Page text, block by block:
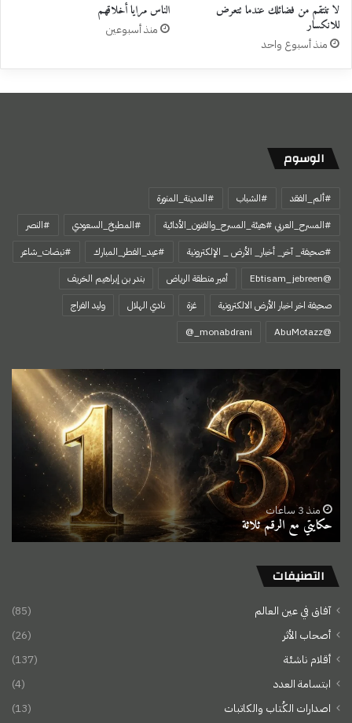
لا تنتقم من فضائلك عندما تتعرض
للانكسار
منذ أسبوع واحد
الناس مرايا أخلاقهم
منذ أسبوعين
الوسوم
#ألم_الفقد #الشباب
#المدينة_المنورة
#المسرح_العربي #هيئة_المسرح_والفنون_الأدائية
#المطبخ_السعودي
#النصر
#صحيفة_ آخر_ أخبار_ الأرض _ الإلكترونية
#عيد_الفطر_المبارك
#نبضات_شاعر
@Ebtisam_jebreen
أمير منطقة الرياض
بندر بن إبراهيم الخريف
صحيفة اخر اخبار الأرض الالكترونية
غزة نادي الهلال
وليد الفراج
‏@AbuMotazz
مع
الرقم
ثلاثة
منذ 3 ساعات
حكايتي مع الرقم ثلاثة
التصنيفات
آفاق في عين العالم
(85)
أصحاب الأثر
(26)
أقلام ناشئة
(137)
ابتسامة العدد
(4)
اصدارات الكُتاب والكاتبات
(13)